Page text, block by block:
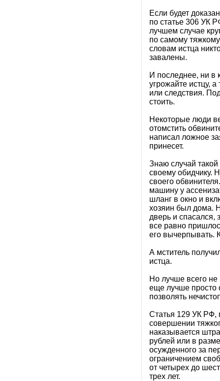
Если будет
по статье 306 УК
лучшем случае
по самому
словам истца
завалены.
И последнее, ни в
угрожайте истцу,
или следствия.
стоить.
Некоторые люди
отомстить
написал ложное
принесет.
Знаю случай
своему обидчику.
своего
машину у
шланг в окно и
хозяин был дома.
дверь и
все равно
его вычерпывать.
А мститель
истца.
Но лучше всего не
еще лучше просто
позволять
Статья 129 УК РФ,
совершении
наказывается
рублей или в
осужденного за
ограничением
от четырех до
трех лет.